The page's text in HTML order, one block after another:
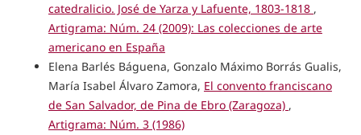
catedralicio. José de Yarza y Lafuente, 1803-1818 ,
Artigrama: Núm. 24 (2009): Las colecciones de arte
americano en España
Elena Barlés Báguena, Gonzalo Máximo Borrás Gualis,
María Isabel Álvaro Zamora, El convento franciscano
de San Salvador, de Pina de Ebro (Zaragoza) ,
Artigrama: Núm. 3 (1986)